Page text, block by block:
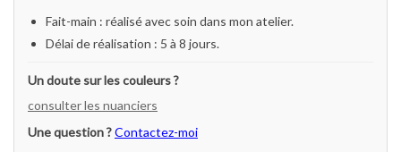
Fait-main : réalisé avec soin dans mon atelier.
Délai de réalisation : 5 à 8 jours.
Un doute sur les couleurs ?
consulter les nuanciers
Une question ?Contactez-moi